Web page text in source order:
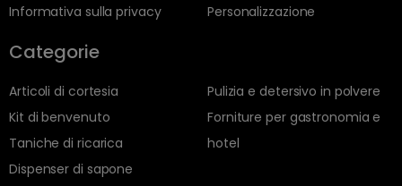
Informativa sulla privacy
Personalizzazione
Categorie
Articoli di cortesia
Kit di benvenuto
Taniche di ricarica
Dispenser di sapone
Pulizia e detersivo in polvere
Forniture per gastronomia e
hotel